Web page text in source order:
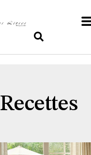
Recettes